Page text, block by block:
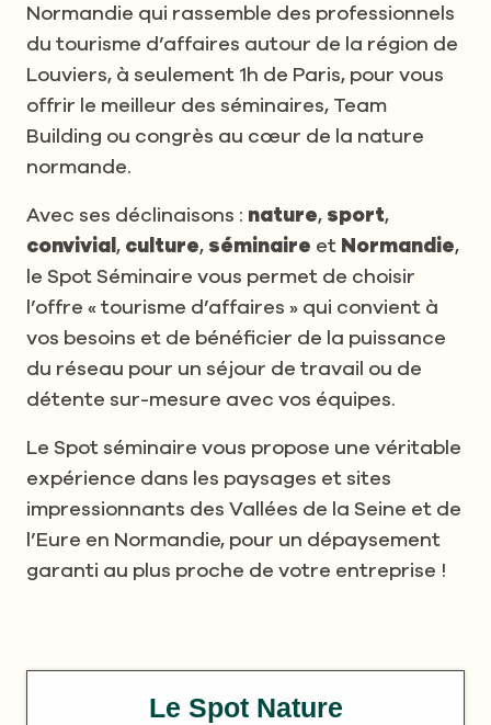
Normandie qui rassemble des professionnels
du tourisme d’affaires autour de la région de
Louviers, à seulement 1h de Paris, pour vous
offrir le meilleur des séminaires, Team
Building ou congrès au cœur de la nature
normande.
Avec ses déclinaisons : nature, sport,
convivial , culture, séminaire et Normandie,
le Spot Séminaire vous permet de choisir
l’offre « tourisme d’affaires » qui convient à
vos besoins et de bénéficier de la puissance
du réseau pour un séjour de travail ou de
détente sur-mesure avec vos équipes.
Le Spot séminaire vous propose une véritable
expérience dans les paysages et sites
impressionnants des Vallées de la Seine et de
l’Eure en Normandie, pour un dépaysement
garanti au plus proche de votre entreprise !
Le Spot Nature